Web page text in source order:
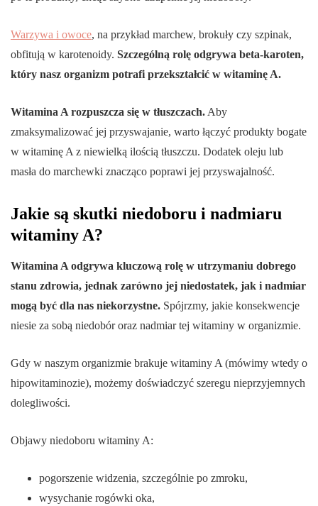
Warzywa i owoce, na przykład marchew, brokuły czy szpinak,
obfitują w karotenoidy. Szczególną rolę odgrywa beta-karoten,
który nasz organizm potrafi przekształcić w witaminę A.
Witamina A rozpuszcza się w tłuszczach. Aby
zmaksymalizować jej przyswajanie, warto łączyć produkty bogate
w witaminę A z niewielką ilością tłuszczu. Dodatek oleju lub
masła do marchewki znacząco poprawi jej przyswajalność.
Jakie są skutki niedoboru i nadmiaru
witaminy A?
Witamina A odgrywa kluczową rolę w utrzymaniu dobrego
stanu zdrowia, jednak zarówno jej niedostatek, jak i nadmiar
mogą być dla nas niekorzystne. Spójrzmy, jakie konsekwencje
niesie za sobą niedobór oraz nadmiar tej witaminy w organizmie.
Gdy w naszym organizmie brakuje witaminy A (mówimy wtedy o
hipowitaminozie), możemy doświadczyć szeregu nieprzyjemnych
dolegliwości.
Objawy niedoboru witaminy A:
pogorszenie widzenia, szczególnie po zmroku,
wysychanie rogówki oka,